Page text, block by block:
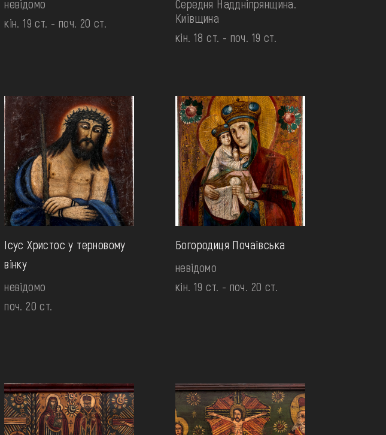
невідомо
кін. 19 ст. - поч. 20 ст.
Середня Наддніпрянщина.
Київщина
кін. 18 ст. - поч. 19 ст.
Ісус Христос у терновому
вінку
невідомо
поч. 20 ст.
Богородиця Почаївська
невідомо
кін. 19 ст. - поч. 20 ст.